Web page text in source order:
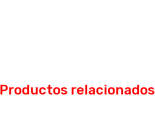
Productos relacionados